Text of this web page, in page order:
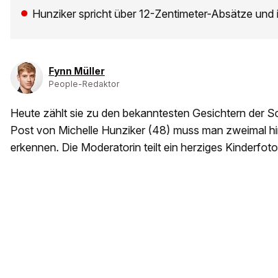
Hunziker spricht über 12-Zentimeter-Absätze und
Fynn Müller
People-Redaktor
Heute zählt sie zu den bekanntesten Gesichtern der
Post von Michelle Hunziker (48) muss man zweimal
erkennen. Die Moderatorin teilt ein herziges